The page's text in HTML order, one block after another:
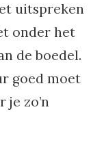
uitspreken
onder het
de boedel.
goed moet
je zo’n